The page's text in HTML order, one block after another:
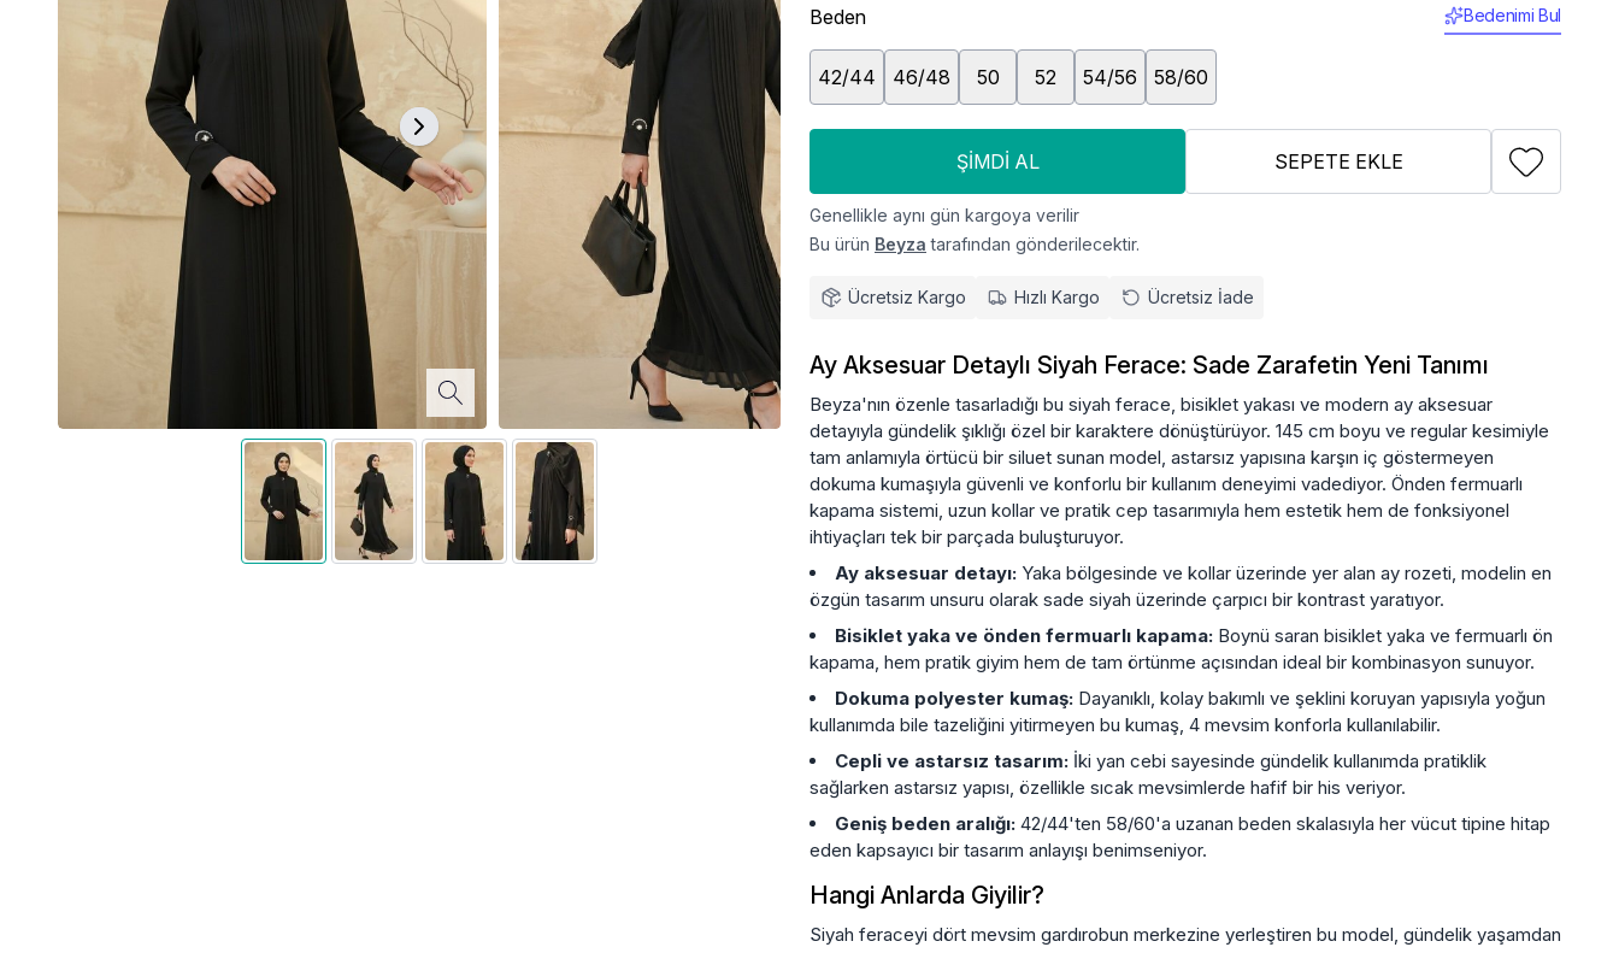
Beden
Bedenimi Bul
42/44 46/48 50 52 54/56 58/60
ŞIMDI AL SEPETE EKLE
Genellikle aynı gün kargoya verilir
Bu ürün Beyza tarafından gönderilecektir.
Ücretsiz Kargo Hızlı Kargo Ücretsiz İade
Ay Aksesuar Detaylı Siyah Ferace: Sade Zarafetin Yeni Tanımı
Beyza'nın özenle tasarladığı bu siyah ferace, bisiklet yakası ve modern ay aksesuar
detayıyla gündelik şıklığı özel bir karaktere dönüştürüyor. 145 cm boyu ve regular kesimiyle
tam anlamıyla örtücü bir siluet sunan model, astarsız yapısına karşın iç göstermeyen
dokuma kumaşıyla güvenli ve konforlu bir kullanım deneyimi vadediyor. Önden fermuarlı
kapama sistemi, uzun kollar ve pratik cep tasarımıyla hem estetik hem de fonksiyonel
ihtiyaçları tek bir parçada buluşturuyor.
Ay aksesuar detayı: Yaka bölgesinde ve kollar üzerinde yer alan ay rozeti, modelin en
özgün tasarım unsuru olarak sade siyah üzerinde çarpıcı bir kontrast yaratıyor.
Bisiklet yaka ve önden fermuarlı kapama: Boynü saran bisiklet yaka ve fermuarlı ön
kapama, hem pratik giyim hem de tam örtünme açısından ideal bir kombinasyon sunuyor.
Dokuma polyester kumaş: Dayanıklı, kolay bakımlı ve şeklini koruyan yapısıyla yoğun
kullanımda bile tazeliğini yitirmeyen bu kumaş, 4 mevsim konforla kullanılabilir.
Cepli ve astarsız tasarım: İki yan cebi sayesinde gündelik kullanımda pratiklik
sağlarken astarsız yapısı, özellikle sıcak mevsimlerde hafif bir his veriyor.
Geniş beden aralığı: 42/44'ten 58/60'a uzanan beden skalasıyla her vücut tipine hitap
eden kapsayıcı bir tasarım anlayışı benimseniyor.
Hangi Anlarda Giyilir?
Siyah feraceyi dört mevsim gardırobun merkezine yerleştiren bu model, gündelik yaşamdan